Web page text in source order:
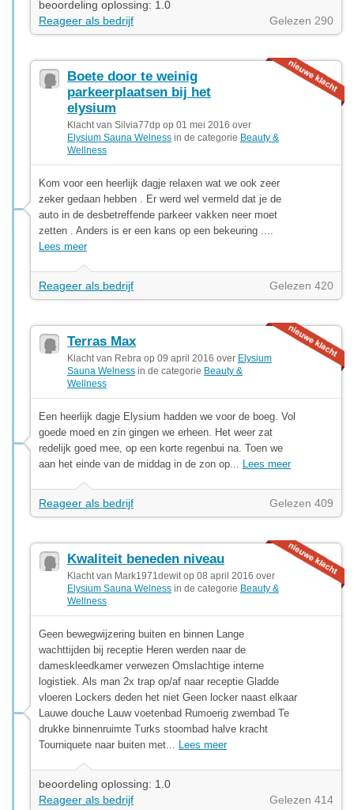
beoordeling oplossing: 1.0
Reageer als bedrijf
Gelezen 290
Boete door te weinig
parkeerplaatsen bij het
elysium
Klacht van Silvia77dp op 01 mei 2016 over
Elysium Sauna Welness in de categorie Beauty &
Wellness
Kom voor een heerlijk dagje relaxen wat we ook zeer
zeker gedaan hebben . Er werd wel vermeld dat je de
auto in de desbetreffende parkeer vakken neer moet
zetten . Anders is er een kans op een bekeuring ....
Lees meer
Reageer als bedrijf Gelezen 420
Terras Max
Klacht van Rebra op 09 april 2016 over Elysium
Sauna Welness in de categorie Beauty &
Wellness
Een heerlijk dagje Elysium hadden we voor de boeg. Vol
goede moed en zin gingen we erheen. Het weer zat
redelijk goed mee, op een korte regenbui na. Toen we
aan het einde van de middag in de zon op... Lees meer
Reageer als bedrijf Gelezen 409
Kwaliteit beneden niveau
Klacht van Mark1971dewit op 08 april 2016 over
Elysium Sauna Welness in de categorie Beauty &
Wellness
Geen bewegwijzering buiten en binnen Lange
wachttijden bij receptie Heren werden naar de
dameskleedkamer verwezen Omslachtige interne
logistiek. Als man 2x trap op/af naar receptie Gladde
vloeren Lockers deden het niet Geen locker naast elkaar
Lauwe douche Lauw voetenbad Rumoerig zwembad Te
drukke binnenruimte Turks stoombad halve kracht
Tourniquete naar buiten met... Lees meer
beoordeling oplossing: 1.0
Reageer als bedrijf
Gelezen 414